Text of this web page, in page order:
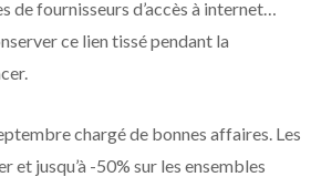
de fournisseurs d’accès à internet…
ce lien tissé pendant la
chargé de bonnes affaires. Les
et jusqu’à -50% sur les ensembles